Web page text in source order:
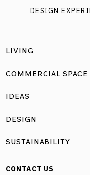
DESIGN
LIVING
COMMERCIAL SPACE
IDEAS
DESIGN
SUSTAINABILITY
CONTACT US